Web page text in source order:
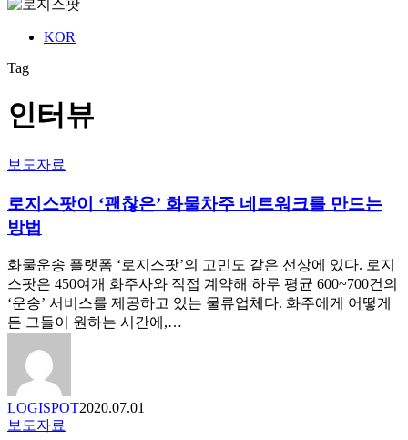
KOR
Tag
인터뷰
로
스
팟
이
‘괜
찮
은’
화
물
네
트
워
보도자료
로지스팟이 ‘괜찮은’ 화물차주 네트워크를 만드는
방법
화물운송 플랫폼 ‘로지스팟’의 고민도 같은 선상에 있다. 로지
스팟은 450여개 화주사와 직접 계약해 하루 평균 600~700건의
‘운송’ 서비스를 제공하고 있는 물류업체다. 화주에게 어떻게
든 그들이 원하는 시간에,…
LOGISPOT2020.07.01
보도자료